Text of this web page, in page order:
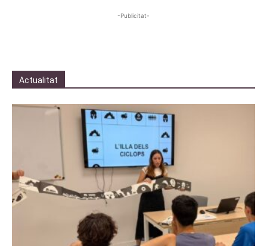
-Publicitat-
Actualitat